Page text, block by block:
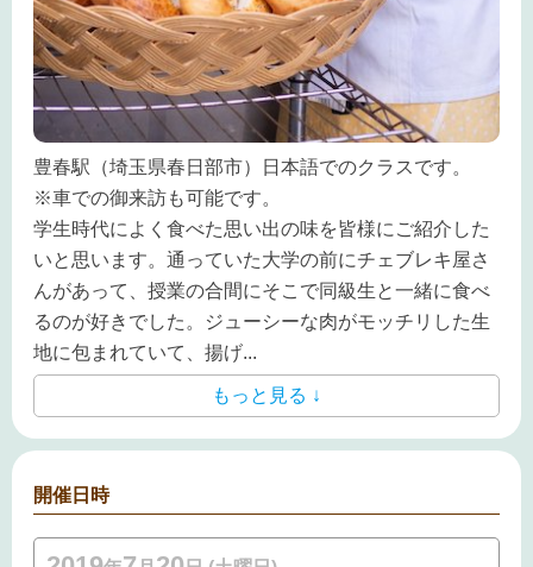
豊春駅（埼玉県春日部市）日本語でのクラスです。
※車での御来訪も可能です。
学生時代によく食べた思い出の味を皆様にご紹介した
いと思います。通っていた大学の前にチェブレキ屋さ
んがあって、授業の合間にそこで同級生と一緒に食べ
るのが好きでした。ジューシーな肉がモッチリした生
地に包まれていて、揚げ...
もっと見る ↓
開催日時